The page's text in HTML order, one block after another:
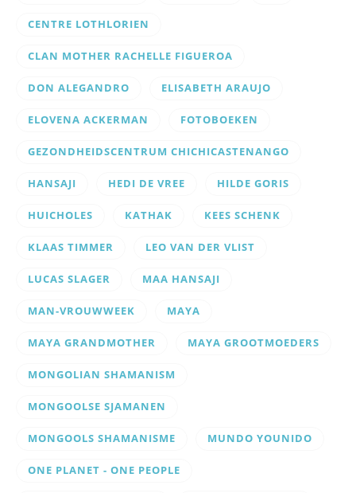
CENTRE LOTHLORIEN
CLAN MOTHER RACHELLE FIGUEROA
DON ALEGANDRO ELISABETH ARAUJO
ELOVENA ACKERMAN FOTOBOEKEN
GEZONDHEIDSCENTRUM CHICHICASTENANGO
HANSAJI HEDI DE VREE HILDE GORIS
HUICHOLES KATHAK KEES SCHENK
KLAAS TIMMER LEO VAN DER VLIST
LUCAS SLAGER MAA HANSAJI
MAN-VROUWWEEK MAYA
MAYA GRANDMOTHER MAYA GROOTMOEDERS
MONGOLIAN SHAMANISM
MONGOOLSE SJAMANEN
MONGOOLS SHAMANISME MUNDO YOUNIDO
ONE PLANET - ONE PEOPLE